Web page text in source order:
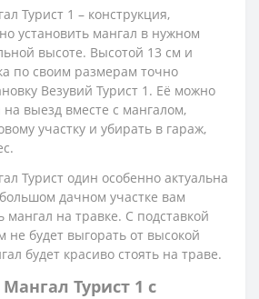
Турист 1 – конструкция,
установить мангал в нужном
высоте. Высотой 13 см и
по своим размерам точно
Везувий Турист 1. Её можно
на выезд вместе с мангалом,
участку и убирать в гараж,
Турист один особенно актуальна
дачном участке вам
мангал на травке. С подставкой
не будет выгорать от высокой
будет красиво стоять на траве.
Мангал Турист 1 с